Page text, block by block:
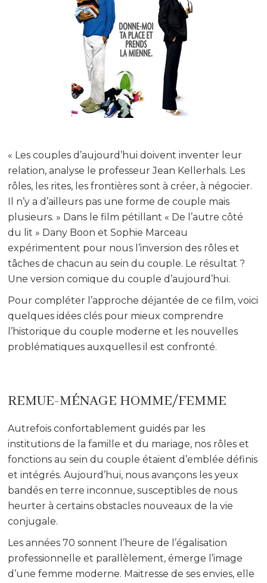
« Les couples d’aujourd’hui doivent inventer leur
relation, analyse le professeur Jean Kellerhals. Les
rôles, les rites, les frontières sont à créer, à négocier.
Il n’y a d’ailleurs pas une forme de couple mais
plusieurs. » Dans le film pétillant « De l’autre côté
du lit » Dany Boon et Sophie Marceau
expérimentent pour nous l’inversion des rôles et
tâches de chacun au sein du couple. Le résultat ?
Une version comique du couple d’aujourd’hui.
Pour compléter l’approche déjantée de ce film, voici
quelques idées clés pour mieux comprendre
l’historique du couple moderne et les nouvelles
problématiques auxquelles il est confronté.
REMUE-MÉNAGE HOMME/FEMME
Autrefois confortablement guidés par les
institutions de la famille et du mariage, nos rôles et
fonctions au sein du couple étaient d’emblée définis
et intégrés. Aujourd’hui, nous avançons les yeux
bandés en terre inconnue, susceptibles de nous
heurter à certains obstacles nouveaux de la vie
conjugale.
Les années 70 sonnent l’heure de l’égalisation
professionnelle et parallèlement, émerge l’image
d’une femme moderne. Maitresse de ses envies, elle